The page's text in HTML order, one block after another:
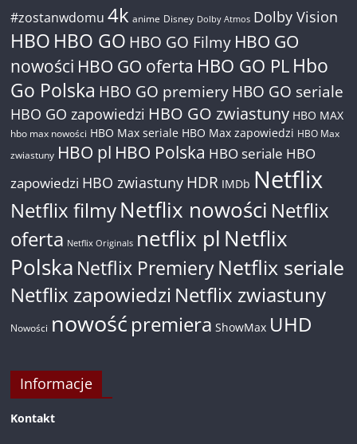
#zostanwdomu 4k anime Disney Dolby Atmos Dolby Vision
HBO HBO GO HBO GO Filmy HBO GO
nowości HBO GO oferta HBO GO PL Hbo
Go Polska HBO GO premiery HBO GO seriale
HBO GO zapowiedzi HBO GO zwiastuny HBO MAX
hbo max nowości HBO Max seriale HBO Max zapowiedzi HBO Max
zwiastuny HBO pl HBO Polska HBO seriale HBO
zapowiedzi HBO zwiastuny HDR IMDb Netflix
Netflix filmyNetflix nowości Netflix
oferta Netflix Originals netflix pl Netflix
Polska Netflix PremieryNetflix seriale
Netflix zapowiedzi Netflix zwiastuny
Nowości nowość premiera ShowMax UHD
Informacje
Kontakt